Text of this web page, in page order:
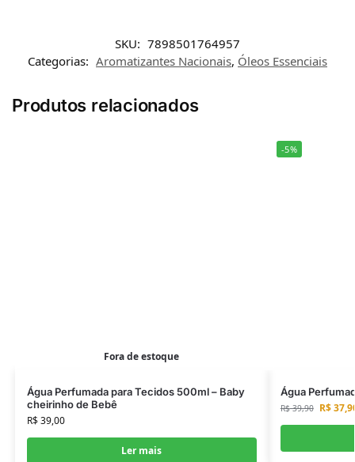
SKU: 7898501764957
Categorias: Aromatizantes Nacionais, Óleos Essenciais
Produtos relacionados
Fora de estoque
Água Perfumada para Tecidos 500ml – Baby
cheirinho de Bebê
R$39,00
Ler mais
-5%
Água
R$39,90 R$